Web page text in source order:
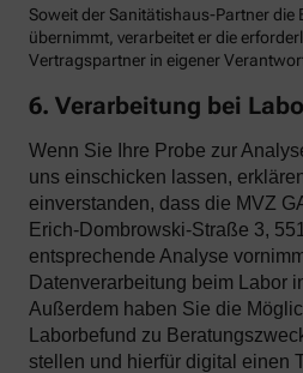
Soweit der Sanitätishaus-Partner die
übernimmt, verarbeitet er die
Vertragspartner in eigener
6. Verarbeitung bei
Wenn Sie Ihre Probe zur
uns einschicken lassen,
einverstanden, dass die MVZ
Erich-Dombrowski-Straße 3,
entsprechende Analyse
Datenverarbeitung beim Labor
Außerdem haben Sie die
Laborbefund zu
stellen und hierfür digital einen